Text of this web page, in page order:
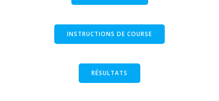
INSTRUCTIONS DE COURSE
RÉSULTATS